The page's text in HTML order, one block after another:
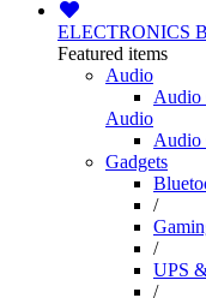
ELECTRONICS
Featured items
Audio
Audio
Audio
Audio
Gadgets
/
/
UPS
/